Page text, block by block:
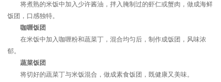
将煮熟的米饭中加入少许酱油，拌入腌制过的虾仁或蟹肉，做成海鲜
饭团，口感独特。
咖喱饭团
在米饭中加入咖喱粉和蔬菜丁，混合均匀后，制作成饭团，风味浓
郁。
蔬菜饭团
将切好的蔬菜丁与米饭混合，做成素食饭团，既健康又美味。